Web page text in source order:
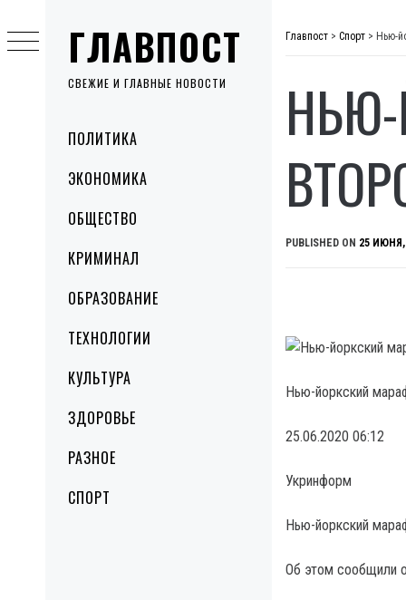
ГЛАВПОСТ
СВЕЖИЕ И ГЛАВНЫЕ НОВОСТИ
MenuПОЛИТИКА
ЭКОНОМИКА
ОБЩЕСТВО
КРИМИНАЛ
ОБРАЗОВАНИЕ
ТЕХНОЛОГИИ
КУЛЬТУРА
ЗДОРОВЬЕ
РАЗНОЕ
СПОРТ
to
content
Главпост > Спорт > Нью-
PUBLISHED ON 25 ИЮНЯ,
Нью-йоркский
25.06.2020 06:12
Укринформ
Нью-йоркский
Об этом сообщили